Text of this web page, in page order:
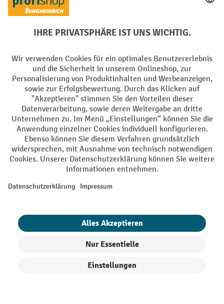
Facebook
YouTube
LinkedIn
Instagram
AGB Impressum Datenschutz
Barrierefreiheit Privacy Settings
Alle Preise exkl. gesetzl. Mehrwertsteuer zzgl.Versandkosten und ggf.
Nachnahmegebühren, wenn nicht anders angegeben.
¹ Der Rabatt gilt so lange der Vorrat reicht. Der Rabatt gilt nicht auf
Erstregistrierung für den Newsletter gewährt. Der Gutschein ist 10
Tage gültig und kann ab einem Netto-Bestellwert von 250,- € online
eingelöst werden. Die Höhe des Rabatts variiert je nach
Arbeitsschutz | 5% auf Werkstatt, Betrieb, Transport, Stapeln und